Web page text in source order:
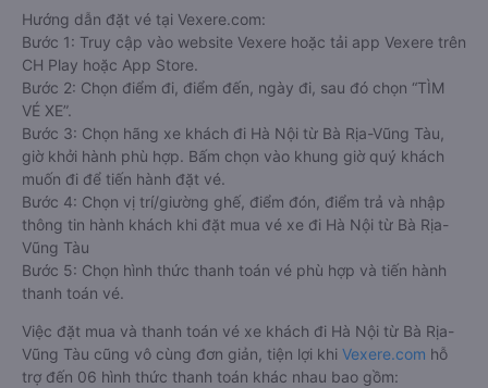
Hướng dẫn đặt vé tại Vexere.com:
Bước 1: Truy cập vào website Vexere hoặc tải app Vexere trên
CH Play hoặc App Store.
Bước 2: Chọn điểm đi, điểm đến, ngày đi, sau đó chọn “TÌM
VÉ XE”.
Bước 3: Chọn hãng xe khách đi Hà Nội từ Bà Rịa-Vũng Tàu,
giờ khởi hành phù hợp. Bấm chọn vào khung giờ quý khách
muốn đi để tiến hành đặt vé.
Bước 4: Chọn vị trí/giường ghế, điểm đón, điểm trả và nhập
thông tin hành khách khi đặt mua vé xe đi Hà Nội từ Bà Rịa-
Vũng Tàu
Bước 5: Chọn hình thức thanh toán vé phù hợp và tiến hành
thanh toán vé.
Việc đặt mua và thanh toán vé xe khách đi Hà Nội từ Bà Rịa-
Vũng Tàu cũng vô cùng đơn giản, tiện lợi khi Vexere.com hỗ
trợ đến 06 hình thức thanh toán khác nhau bao gồm: